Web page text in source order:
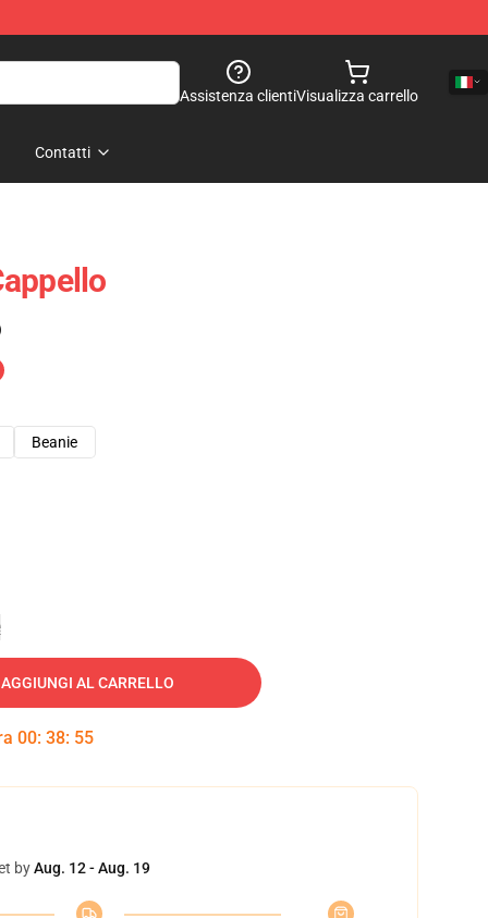
Assistenza clientiVisualizza carrello
Contatti
Beanie
AGGIUNGI AL CARRELLO
00: 38: 54
byAug. 12 - Aug. 19